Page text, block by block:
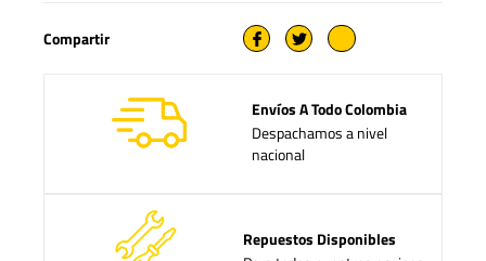
Compartir
Envíos A Todo Colombia
Despachamos a nivel
nacional
Repuestos Disponibles